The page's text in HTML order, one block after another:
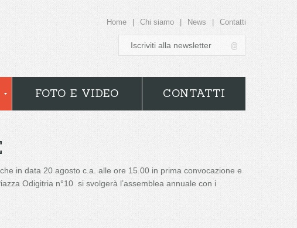
Home Chi siamo News Contatti
FOTO E VIDEO CONTATTI
in data 20 agosto c.a. alle ore 15.00 in prima convocazione e
Odigitria n°10 si svolgerà l’assemblea annuale con i